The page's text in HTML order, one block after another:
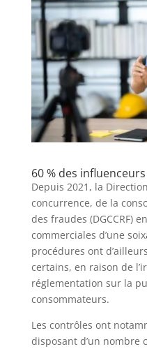
60 % des
Depuis 2021, la
concurrence, de la
des fraudes (DGCCRF)
commerciales d’une
procédures ont
certains, en raison de
réglementation sur la
consommateurs.
Les contrôles ont
disposant d’un nombre